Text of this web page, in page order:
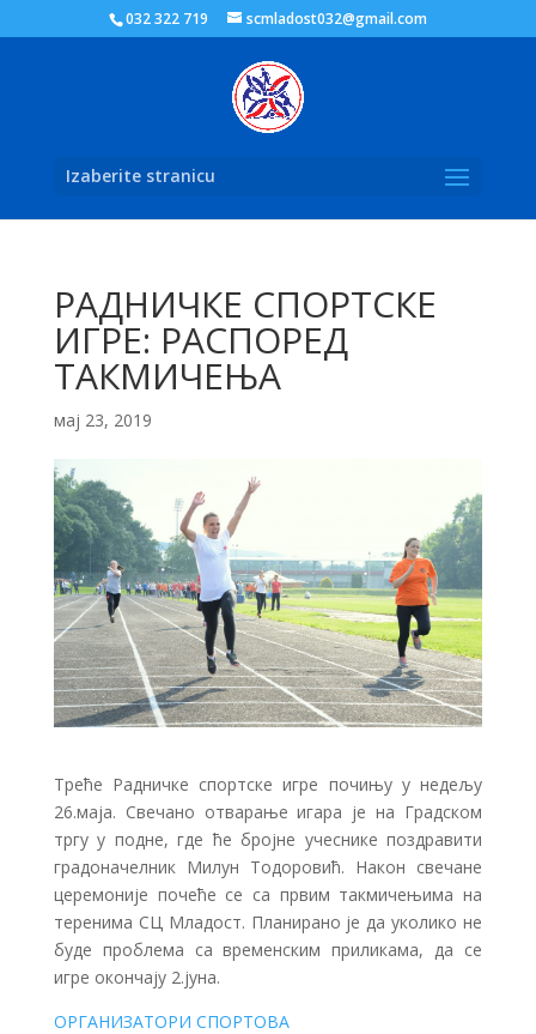
032 322 719 scmladost032@gmail.com
Izaberite stranicu
РАДНИЧКЕ СПОРТСКЕ
ИГРЕ: РАСПОРЕД
ТАКМИЧЕЊА
мај 23, 2019
Треће Радничке спортске игре почињу у недељу
26.маја. Свечано отварање игара је на Градском
тргу у подне, где ће бројне учеснике поздравити
градоначелник Милун Тодоровић. Након свечане
церемоније почеће се са првим такмичењима на
теренима СЦ Младост. Планирано је да уколико не
буде проблема са временским приликама, да се
игре окончају 2.јуна.
ОРГАНИЗАТОРИ СПОРТОВА